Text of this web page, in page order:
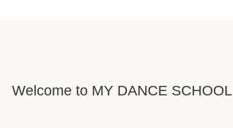
Welcome to MY DANCE SCHOOL